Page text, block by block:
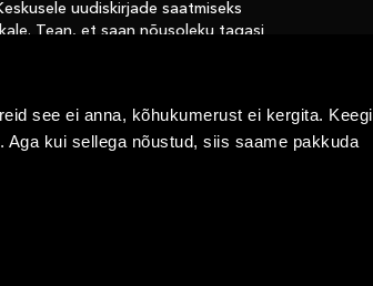
see ei anna, kõhukumerust ei kergita. Keegi
kui sellega nõustud, siis saame pakkuda
uudiskirjade saatmiseks
. Tean, et saan nõusoleku tagasi